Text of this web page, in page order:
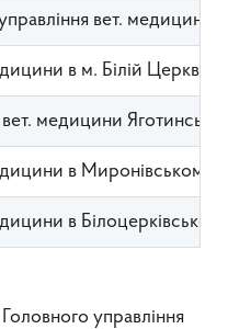
вет.
в м. Білій Церкві
медицини
в Миронівському
в
управління